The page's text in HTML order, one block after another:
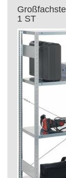
1 ST